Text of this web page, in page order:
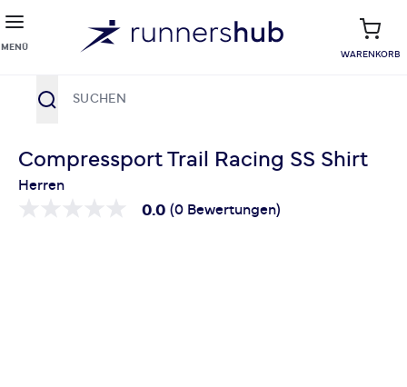
MENÜ
WARENKORB
Compressport Trail Racing SS Shirt
Herren
0.0 (0 Bewertungen)